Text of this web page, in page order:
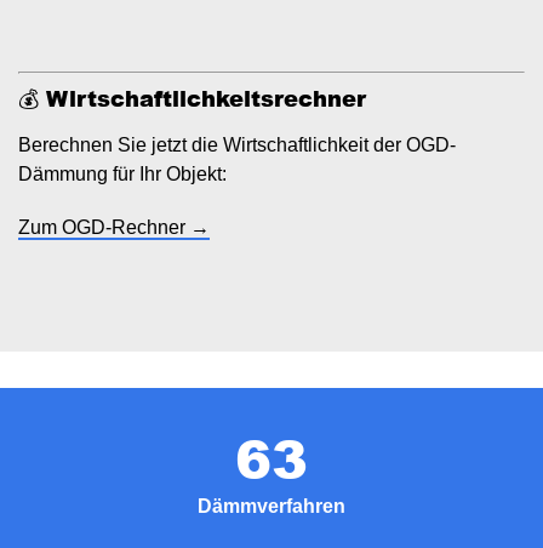
💰 Wirtschaftlichkeitsrechner
Berechnen Sie jetzt die Wirtschaftlichkeit der OGD-
Dämmung für Ihr Objekt:
Zum OGD-Rechner →
63
Dämmverfahren